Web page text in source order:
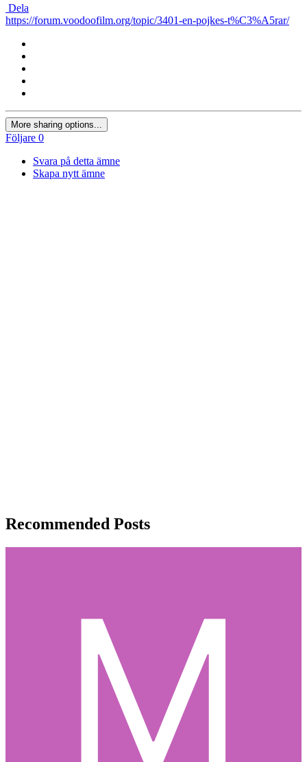
Dela
https://forum.voodoofilm.org/topic/3401-en-pojkes-t%C3%A5rar/
More sharing options...
Följare 0
Svara på detta ämne
Skapa nytt ämne
Recommended Posts